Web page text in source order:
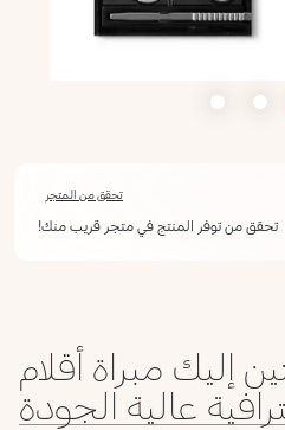
تحقق من المتجر
تحقق من توفر المنتج في متجر قريب منك!
إليك مبراة أقلام
عالية الجودة